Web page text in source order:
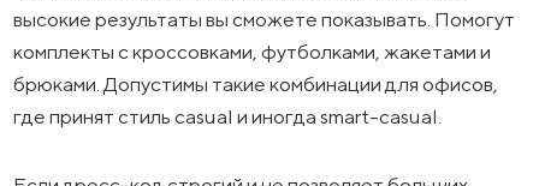
высокие результаты вы сможете показывать. Помогут
комплекты с кроссовками, футболками, жакетами и
брюками. Допустимы такие комбинации для офисов,
где принят стиль casual и иногда smart-casual.